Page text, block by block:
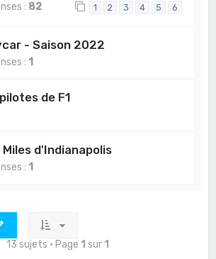
: 82 1 2 3 4 5 6
- Saison 2022
: 1
de F1
d'Indianapolis
: 1
13 sujets • Page 1 sur 1